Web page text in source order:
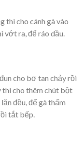
thì cho cánh gà vào
vớt ra, để ráo dầu.
cho bơ tan chảy rồi
thì cho thêm chút bột
đều, để gà thấm
tắt bếp.